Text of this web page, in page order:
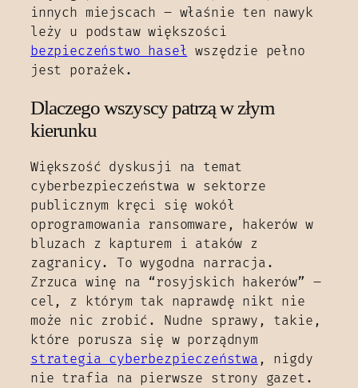
innych miejscach – właśnie ten nawyk
leży u podstaw większości
bezpieczeństwo haseł wszędzie pełno
jest porażek.
Dlaczego wszyscy patrzą w złym
kierunku
Większość dyskusji na temat
cyberbezpieczeństwa w sektorze
publicznym kręci się wokół
oprogramowania ransomware, hakerów w
bluzach z kapturem i ataków z
zagranicy. To wygodna narracja.
Zrzuca winę na “rosyjskich hakerów” –
cel, z którym tak naprawdę nikt nie
może nic zrobić. Nudne sprawy, takie,
które porusza się w porządnym
strategia cyberbezpieczeństwa , nigdy
nie trafia na pierwsze strony gazet.